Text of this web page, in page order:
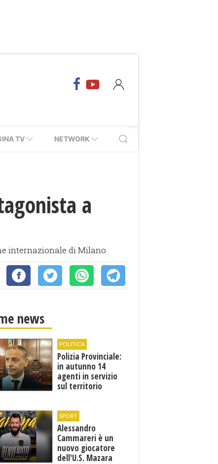
TV NETWORK
a
internazionale di Milano
news
POLITICA
Polizia Provinciale:
in autunno 14
agenti in servizio
sul territorio
SPORT
Alessandro
Cammareri è un
nuovo giocatore
dell'U.S. Mazara